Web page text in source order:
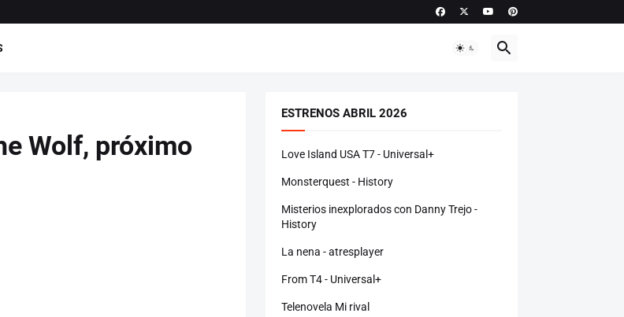
Wolf, próximo
ESTRENOS ABRIL 2026
Love Island USA T7 - Universal+
Monsterquest - History
Misterios inexplorados con Danny Trejo -
History
La nena - atresplayer
From T4 - Universal+
Telenovela Mi rival